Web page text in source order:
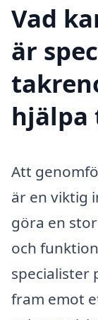
Vad
är
hjälpa
Att
är en viktig
göra en
och
specialister
fram emot